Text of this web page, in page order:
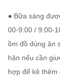
● Bữa sáng
00-9:00 / 9:00-
ồm đồ dùng ăn
hận nếu cần
hợp để kê thêm